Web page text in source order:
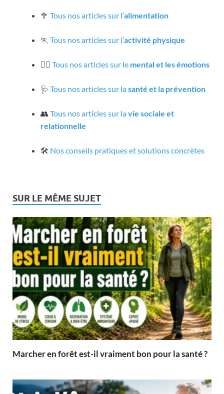
🥦 Tous nos articles sur l’alimentation
🏃 Tous nos articles sur l’activité physique
🧘‍♀️ Tous nos articles sur le mental et les émotions
🩺 Tous nos articles sur lasanté et la prévention
👥 Tous nos articles sur lavie sociale et
relationnelle
🛠️ Nos conseils pratiques et solutions concrètes
SUR LE MÊME SUJET
Marcher en forêt est-il vraiment bon pour la santé ?